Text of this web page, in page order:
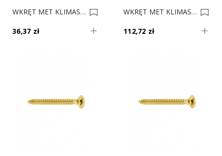
WKRĘT MET KLIMAS 3.0x25 Op. 1500 0034846
36,37 zł
WKRĘT MET KLIMAS 4.0x16 Op. 5035 5 Kg 0033777
112,72 zł